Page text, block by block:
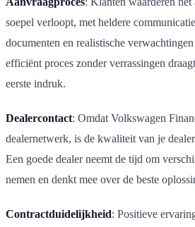
soepel verloopt, met heldere
documenten en realistische
efficiënt proces zonder verrassingen
eerste indruk.
Dealercontact: Omdat Volkswagen
dealernetwerk, is de kwaliteit van je
Een goede dealer neemt de tijd om
nemen en denkt mee over de beste
Contractduidelijkheid: Positieve